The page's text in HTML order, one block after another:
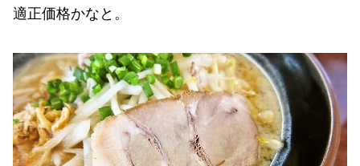
適正価格かなと。